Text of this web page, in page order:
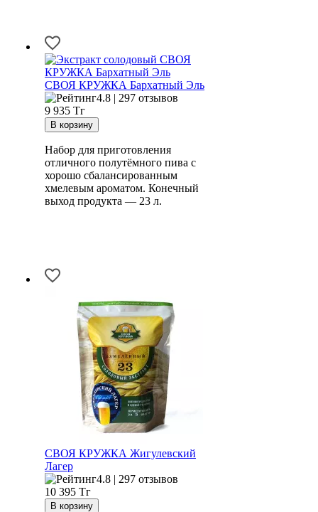
СВОЯ КРУЖКА Бархатный Эль
4.8 | 297 отзывов
9 935 Тг
Набор для приготовления
отличного полутёмного пива с
хорошо сбалансированным
хмелевым ароматом. Конечный
выход продукта — 23 л.
СВОЯ КРУЖКА Жигулевский
Лагер
4.8 | 297 отзывов
10 395 Тг